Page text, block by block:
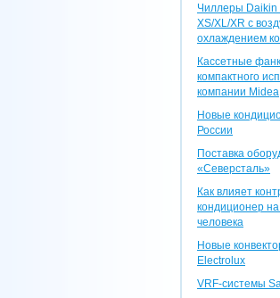
Чиллеры Daikin
XS/XL/XR с
охлаждением
Кассетные
компактного
компании Midea
Новые
России
Поставка
«Северсталь»
Как влияет
кондиционер
человека
Новые
Electrolux
VRF-системы